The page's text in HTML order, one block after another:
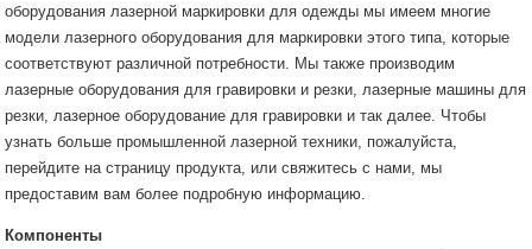
оборудования лазерной маркировки для одежды мы имеем многие
модели лазерного оборудования для маркировки этого типа, которые
соответствуют различной потребности. Мы также производим
лазерные оборудования для гравировки и резки, лазерные машины для
резки, лазерное оборудование для гравировки и так далее. Чтобы
узнать больше промышленной лазерной техники, пожалуйста,
перейдите на страницу продукта, или свяжитесь с нами, мы
предоставим вам более подробную информацию.
Компоненты